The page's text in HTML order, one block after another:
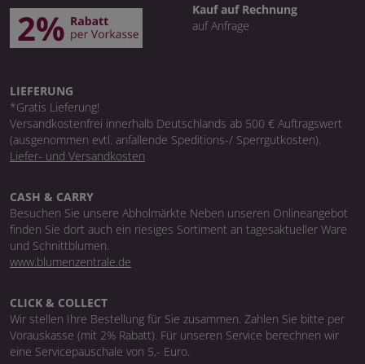
Kauf auf Rechnung
auf Anfrage
LIEFERUNG
*Gratis Lieferung!
Versandkostenfrei innerhalb Deutschlands ab 500 € Auftragswert
(ausgenommen evtl. anfallende Speditions-/ Sperrgutkosten).
Liefer- und Versandkosten
CASH & CARRY
Besuchen Sie unsere Abholmärkte Neben unseren Onlineangebot
finden Sie dort auch ein riesiges Sortiment an tagesaktueller Ware
und Schnittblumen.
www.blumenzentrale.de
CLICK & COLLECT
Wir stellen Ihre Bestellung für Sie zusammen. Zahlen Sie bitte per
Vorauskasse (mit 2% Rabatt). Für unseren Service berechnen wir
eine Servicepauschale von 5,- Euro.